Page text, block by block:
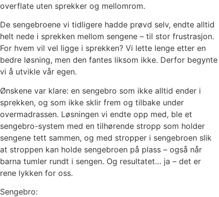
overflate uten sprekker og mellomrom.
De sengebroene vi tidligere hadde prøvd selv, endte alltid
helt nede i sprekken mellom sengene – til stor frustrasjon.
For hvem vil vel ligge i sprekken? Vi lette lenge etter en
bedre løsning, men den fantes liksom ikke. Derfor begynte
vi å utvikle vår egen.
Ønskene var klare: en sengebro som ikke alltid ender i
sprekken, og som ikke sklir frem og tilbake under
overmadrassen. Løsningen vi endte opp med, ble et
sengebro-system med en tilhørende stropp som holder
sengene tett sammen, og med stropper i sengebroen slik
at stroppen kan holde sengebroen på plass – også når
barna tumler rundt i sengen. Og resultatet… ja – det er
rene lykken for oss.
Sengebro: